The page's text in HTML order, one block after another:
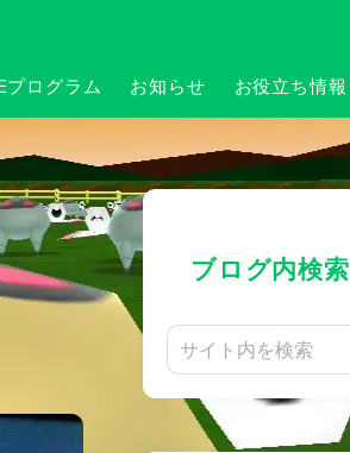
プログラム お知らせ お役立ち情報
ブログ内検索